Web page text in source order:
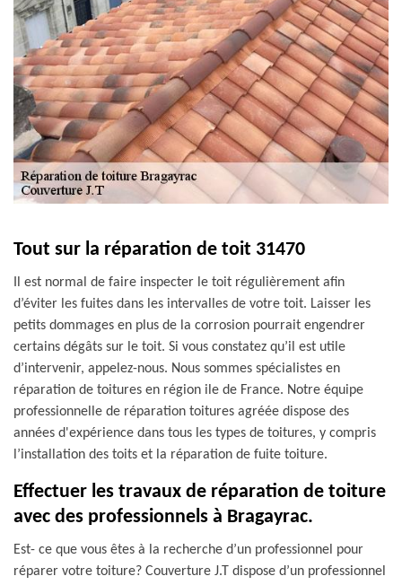
Tout sur la réparation de toit 31470
Il est normal de faire inspecter le toit régulièrement afin
d’éviter les fuites dans les intervalles de votre toit. Laisser les
petits dommages en plus de la corrosion pourrait engendrer
certains dégâts sur le toit. Si vous constatez qu’il est utile
d’intervenir, appelez-nous. Nous sommes spécialistes en
réparation de toitures en région ile de France. Notre équipe
professionnelle de réparation toitures agréée dispose des
années d'expérience dans tous les types de toitures, y compris
l’installation des toits et la réparation de fuite toiture.
Effectuer les travaux de réparation de toiture
avec des professionnels à Bragayrac.
Est- ce que vous êtes à la recherche d’un professionnel pour
réparer votre toiture? Couverture J.T dispose d’un professionnel